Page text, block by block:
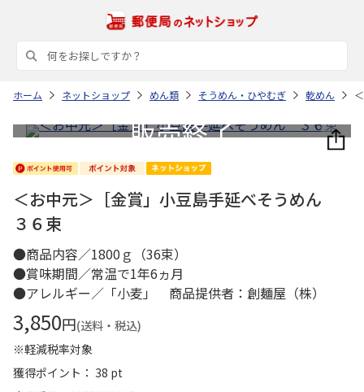
ホーム ネットショップ めん類 そうめん・ひやむぎ 乾めん
＜お中元＞［金賞」小豆島手延べそうめん
３６束
●商品内容／1800ｇ（36束）
●賞味期間／常温で1年6ヵ月
●アレルギー／「小麦」 商品提供者：創麺屋（株）
3,850円(送料・税込)
※軽減税率対象
獲得ポイント： 38 pt